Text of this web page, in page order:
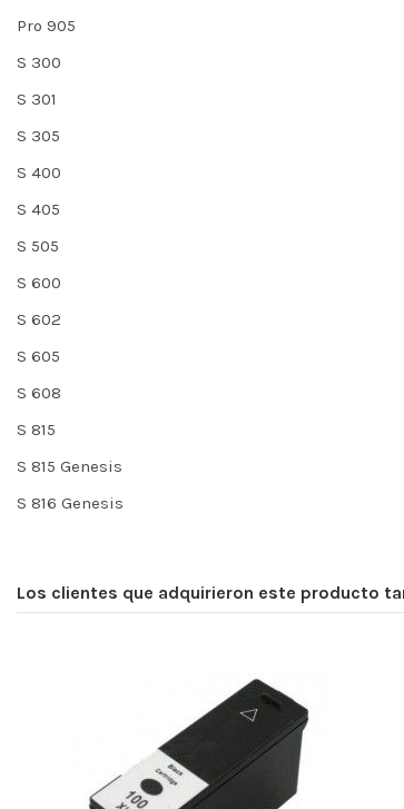
Pro 905
S 300
S 301
S 305
S 400
S 405
S 505
S 600
S 602
S 605
S 608
S 815
S 815 Genesis
S 816 Genesis
Los clientes que adquirieron este producto